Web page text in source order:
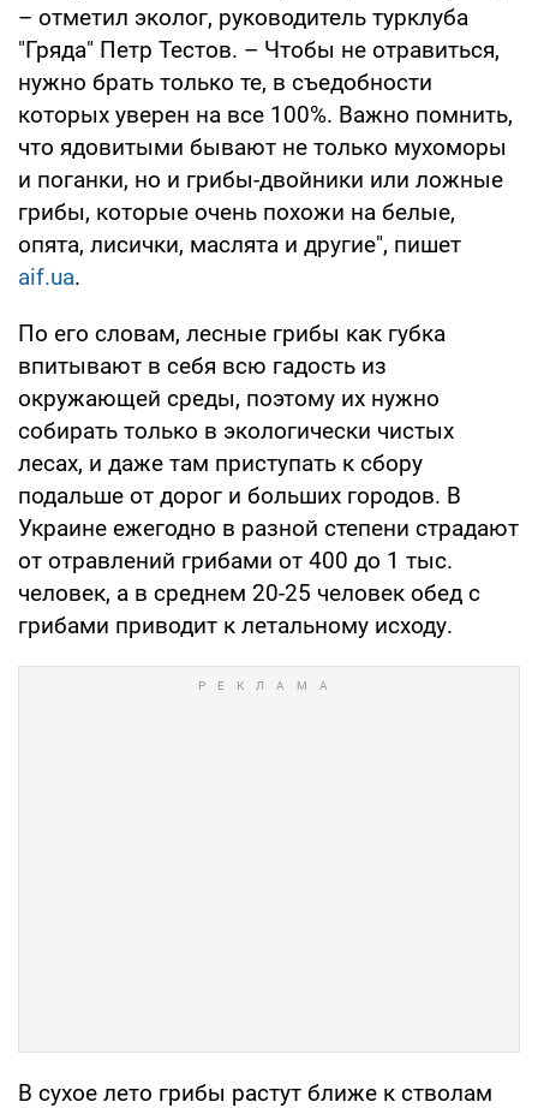
– отметил эколог, руководитель турклуба
"Гряда" Петр Тестов. – Чтобы не отравиться,
нужно брать только те, в съедобности
которых уверен на все 100%. Важно помнить,
что ядовитыми бывают не только мухоморы
и поганки, но и грибы-двойники или ложные
грибы, которые очень похожи на белые,
опята, лисички, маслята и другие", пишет
aif.ua.
По его словам, лесные грибы как губка
впитывают в себя всю гадость из
окружающей среды, поэтому их нужно
собирать только в экологически чистых
лесах, и даже там приступать к сбору
подальше от дорог и больших городов. В
Украине ежегодно в разной степени страдают
от отравлений грибами от 400 до 1 тыс.
человек, а в среднем 20-25 человек обед с
грибами приводит к летальному исходу.
В сухое лето грибы растут ближе к стволам